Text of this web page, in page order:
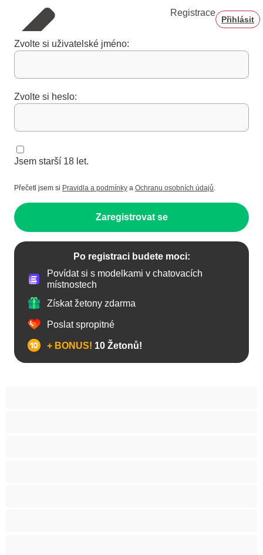
Registrace
Přihlásit
Zvolte si uživatelské jméno:
Zvolte si heslo:
Jsem starší 18 let.
Přečetl jsem si Pravidla a podmínky a Ochranu osobních údajů.
Zaregistrovat se
Po registraci budete moci:
Povídat si s modelkami v chatovacích
místnostech
Získat žetony zdarma
Poslat spropitné
+ BONUS! 10 Žetonů!